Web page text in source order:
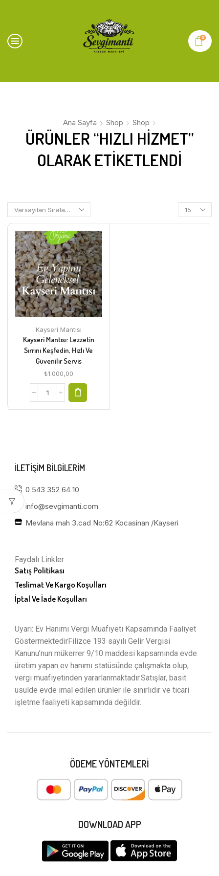
0
Ana Sayfa Shop Shop
ÜRÜNLER “HIZLI HIZMET”
OLARAK ETIKETLENDI
Kayseri Mantısı
Kayseri Mantısı: Lezzetin
Sırrını Keşfedin, Hızlı Ve
Güvenilir Servis
₺1.000,00
ILETIŞIM BILGILERIM
0 543 352 64 10
info@sevgimanti.com
Mevlana mah 3.cad No:62 Kocasinan /Kayseri
Faydalı Linkler
Satış Politikası
Teslimat Ve Kargo Koşulları
İptal Ve İade Koşulları
Uyarı: Ev Hanımı Vergi Muafiyeti Kapsamında Faaliyet
GöstermektedirFilizce 193 sayılı Gelir Vergisi
Kanunu’nun mükerrer 9/10 maddesi kapsamında evde
üretim yapan ev hanımı statüsünde çalışmakta olup,
vergi muafiyetinden yararlanmaktadır.Satışlar, basit
usulde evde imal edilen ürünler ile sınırlıdır ve ticari
işletme faaliyeti kapsamında değildir.
ÖDEME YÖNTEMLERI
DOWNLOAD APP